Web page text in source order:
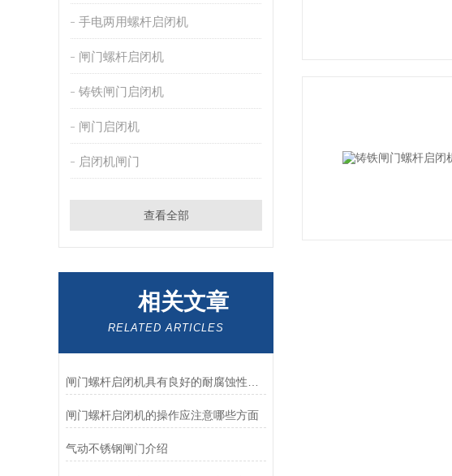
手电两用螺杆启闭机
闸门螺杆启闭机
铸铁闸门启闭机
闸门启闭机
启闭机闸门
查看全部
相关文章
RELATED ARTICLES
闸门螺杆启闭机的操作应注意哪些方面
气动不锈钢闸门介绍